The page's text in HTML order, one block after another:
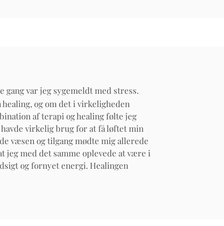
gang var jeg sygemeldt med stress.
og om det i virkeligheden
af terapi og healing følte jeg
virkelig brug for at få løftet min
væsen og tilgang mødte mig allerede
jeg med det samme oplevede at være i
og fornyet energi. Healingen